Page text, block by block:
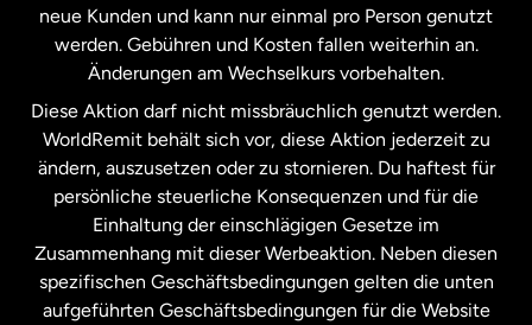
Neuseeland
Niederlande
Schweden
Spanien
neue Kunden und kann nur einmal pro Person genutzt
werden. Gebühren und Kosten fallen weiterhin an.
Änderungen am Wechselkurs vorbehalten.
Diese Aktion darf nicht missbräuchlich genutzt werden.
WorldRemit behält sich vor, diese Aktion jederzeit zu
ändern, auszusetzen oder zu stornieren. Du haftest für
persönliche steuerliche Konsequenzen und für die
Einhaltung der einschlägigen Gesetze im
Zusammenhang mit dieser Werbeaktion. Neben diesen
spezifischen Geschäftsbedingungen gelten die unten
aufgeführten Geschäftsbedingungen für die Website